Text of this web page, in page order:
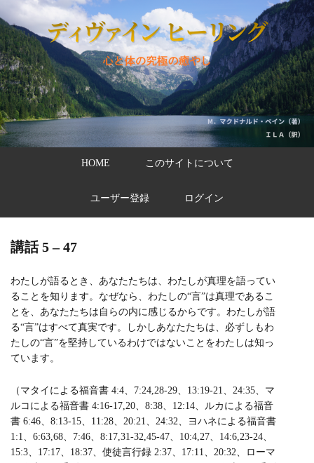
HOME このサイトについて
ユーザー登録 ログイン
講話 5 – 47
わたしが語るとき、あなたたちは、わたしが真理を語ってい
ることを知ります。なぜなら、わたしの“言”は真理であるこ
とを、あなたたちは自らの内に感じるからです。わたしが語
る“言”はすべて真実です。しかしあなたたちは、必ずしもわ
たしの“言”を堅持しているわけではないことをわたしは知っ
ています。
（マタイによる福音書 4:4、7:24,28-29、13:19-21、24:35、マ
ルコによる福音書 4:16-17,20、8:38、12:14、ルカによる福音
書 6:46、8:13-15、11:28、20:21、24:32、ヨハネによる福音書
1:1、6:63,68、7:46、8:17,31-32,45-47、10:4,27、14:6,23-24、
15:3、17:17、18:37、使徒言行録 2:37、17:11、20:32、ローマ